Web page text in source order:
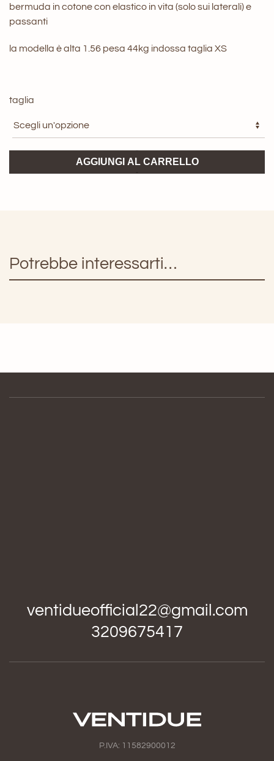
bermuda in cotone con elastico in vita (solo sui laterali) e
passanti
la modella è alta 1.56 pesa 44kg indossa taglia XS
taglia
JOZA
AGGIUNGI AL CARRELLO
Potrebbe interessarti…
ventidueofficial22@gmail.com
3209675417
P.IVA: 11582900012